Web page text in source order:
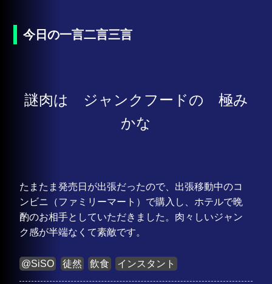
今日の一言二言三言
謎肉は ジャンクフードの 極み
かな
たまたま発売日が出張だったので、出張移動中のコ
ンビニ（ファミリーマート）で購入し、ホテルで晩
酌のお相手としていただきました。肉々しいジャン
ク感が半端なくて素敵です。
@SiSO 徒然 飲食 インスタント